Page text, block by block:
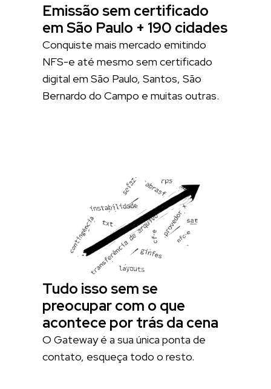
Emissão sem certificado
em São Paulo + 190 cidades
Conquiste mais mercado emitindo
NFS-e até mesmo sem certificado
digital em São Paulo, Santos, São
Bernardo do Campo e muitas outras.
Tudo isso sem se
preocupar com o que
acontece por trás da cena
O Gateway é a sua única ponta de
contato, esqueça todo o resto.